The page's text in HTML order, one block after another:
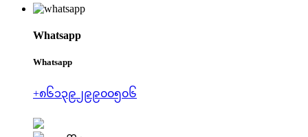
Whatsapp
Whatsapp
+၈၆၁၃၉၂၉၉၀၀၅၀၆